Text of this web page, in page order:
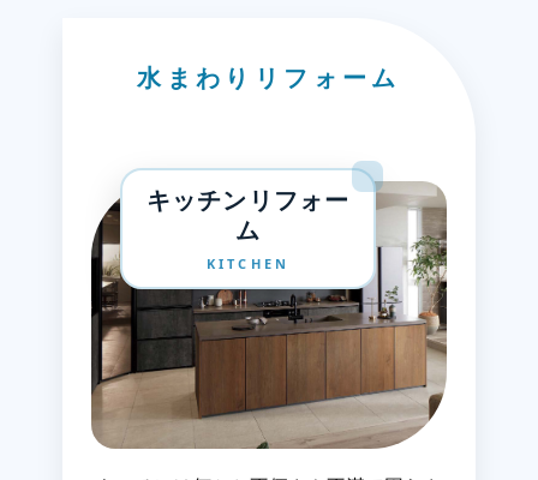
水まわりリフォーム
キッチンリフォー
ム
KITCHEN